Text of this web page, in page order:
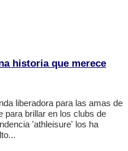
historia que merece
liberadora para las amas de
para brillar en los clubs de
'athleisure' los ha